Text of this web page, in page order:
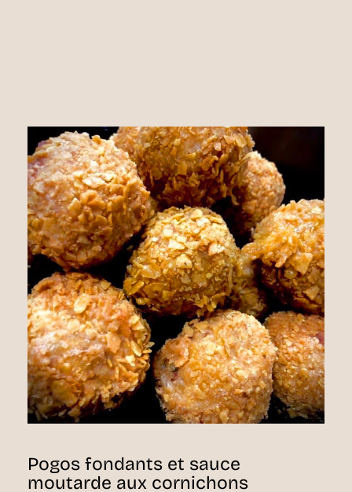
Pogos fondants et sauce
moutarde aux cornichons